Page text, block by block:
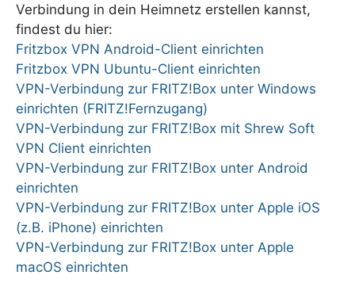
Verbindung in dein Heimnetz erstellen kannst,
findest du hier:
Fritzbox VPN Android-Client einrichten
Fritzbox VPN Ubuntu-Client einrichten
VPN-Verbindung zur FRITZ!Box unter Windows
einrichten (FRITZ!Fernzugang)
VPN-Verbindung zur FRITZ!Box mit Shrew Soft
VPN Client einrichten
VPN-Verbindung zur FRITZ!Box unter Android
einrichten
VPN-Verbindung zur FRITZ!Box unter Apple iOS
(z.B. iPhone) einrichten
VPN-Verbindung zur FRITZ!Box unter Apple
macOS einrichten